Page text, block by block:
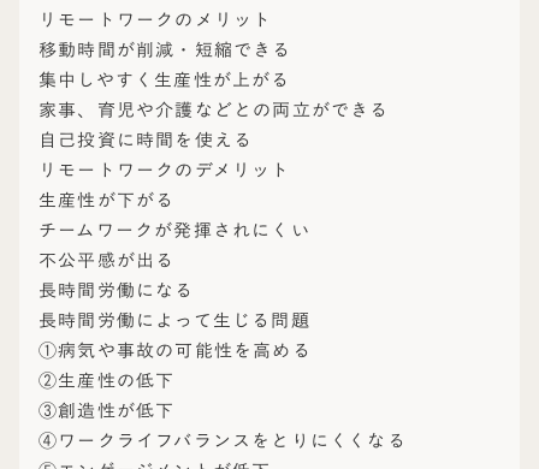
リモートワークのメリット
移動時間が削減・短縮できる
集中しやすく生産性が上がる
家事、育児や介護などとの両立ができる
自己投資に時間を使える
リモートワークのデメリット
生産性が下がる
チームワークが発揮されにくい
不公平感が出る
長時間労働になる
長時間労働によって生じる問題
①病気や事故の可能性を高める
②生産性の低下
③創造性が低下
④ワークライフバランスをとりにくくなる